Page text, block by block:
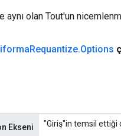
aynı olan Tout'un
Requantize.Options
Ekseni "Giriş"in temsil ettiği